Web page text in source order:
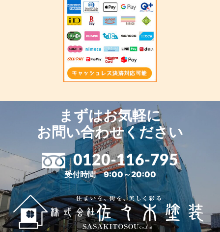
まずはお気軽に
お問い合わせください
0120-116-795
受付時間 9:00～20:00